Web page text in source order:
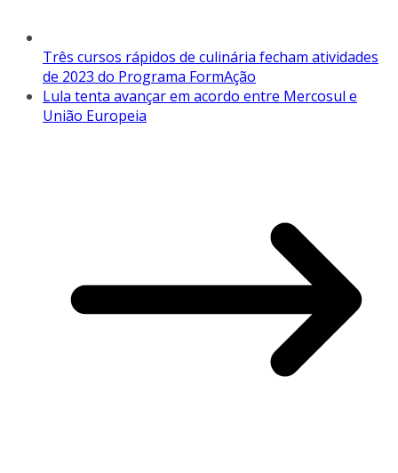
Três cursos rápidos de culinária fecham atividades
de 2023 do Programa FormAção
Lula tenta avançar em acordo entre Mercosul e
União Europeia